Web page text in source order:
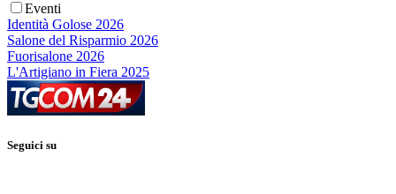
Eventi
Identità Golose 2026
Salone del Risparmio 2026
Fuorisalone 2026
L'Artigiano in Fiera 2025
Seguici su